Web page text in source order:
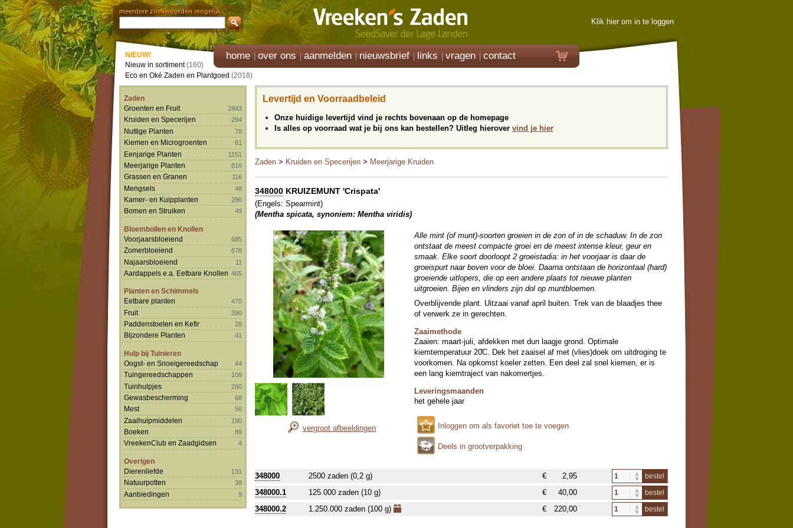
meerdere zoekwoorden mogelijk
Klik hier om in te loggen
home over ons aanmelden nieuwsbrief links vragen contact
NIEUW!
Nieuw in sortiment(160)
Eco en Oké Zaden en Plantgoed (2018)
Zaden
Groenten en Fruit
2843
Kruiden en Specerijen 294
Nuttige Planten 78
Kiemen en Microgroenten 61
Eenjarige Planten 1151
Meerjarige Planten 816
Grassen en Granen 116
Mengsels 48
Kamer- en Kuipplanten 280
Bomen en Struiken 49
Bloembollen en Knollen
Voorjaarsbloeiend
685
Zomerbloeiend 678
Najaarsbloeiend 11
Aardappels e.a. Eetbare Knollen 465
Planten en Schimmels
Eetbare planten
470
Fruit 390
Paddenstoelen en Kefir 28
Bijzondere Planten 41
Hulp bij Tuinieren
Oogst- en Snoeigereedschap
44
Tuingereedschappen 109
Tuinhulpjes 260
Gewasbescherming 68
Mest 56
Zaaihulpmiddelen 190
Boeken 89
VreekenClub en Zaadgidsen 4
Overigen
Dierenliefde
131
Natuurpotten 38
Aanbiedingen 9
Levertijd en Voorraadbeleid
Onze huidige levertijd vind je rechts bovenaan op de homepage
Is alles op voorraad wat je bij ons kan bestellen? Uitleg hierover vind je hier
Zaden > Kruiden en Specerijen > Meerjarige Kruiden
348000 KRUIZEMUNT 'Crispata'
(Engels: Spearmint)
(Mentha spicata, synoniem: Mentha viridis)
vergroot afbeeldingen
Alle mint (of munt)-soorten groeien in de zon of in de schaduw. In de zon
ontstaat de meest compacte groei en de meest intense kleur, geur en
smaak. Elke soort doorloopt 2 groeistadia: in het voorjaar is daar de
groeispurt naar boven voor de bloei. Daarna ontstaan de horizontaal (hard)
groeiende uitlopers, die op een andere plaats tot nieuwe planten
uitgroeien. Bijen en vlinders zijn dol op muntbloemen.
Overblijvende plant. Uitzaai vanaf april buiten. Trek van de blaadjes thee
of verwerk ze in gerechten.
Zaaimethode
Zaaien: maart-juli, afdekken met dun laagje grond. Optimale
kiemtemperatuur 20̊C. Dek het zaaisel af met (vlies)doek om uitdroging te
voorkomen. Na opkomst koeler zetten. Een deel zal snel kiemen, er is
een lang kiemtraject van nakomertjes.
Leveringsmaanden
het gehele jaar
Inloggen om als favoriet toe te voegen
Deels in grootverpakking
348000 2500 zaden (0,2 g) € 2,95 bestel
348000.1 125.000 zaden (10 g) € 40,00 bestel
348000.2 1.250.000 zaden (100 g) € 220,00 bestel